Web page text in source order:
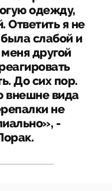
одежду,
Ответить я не
слабой и
другой
До сих пор.
внешне вида
не
-